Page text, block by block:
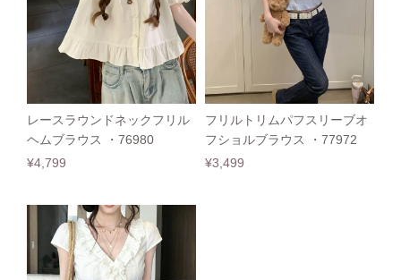
レースラウンドネックフリル
ヘムブラウス ・76980
¥4,799
フリルトリムパフスリーブオ
フショルブラウス ・77972
¥3,499